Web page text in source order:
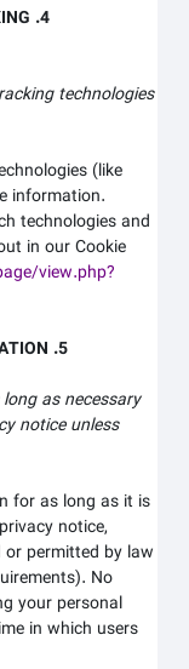
technologies
(like
information.
technologies and
in our Cookie
view.php?
long as necessary
notice unless
for as long as it is
notice,
or permitted by law
No
your personal
in which users